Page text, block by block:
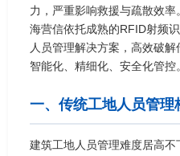
力，严重影响救援与疏散效
海营信依托成熟的RFID射频
人员管理解决方案，高效破
智能化、精细化、安全化管控。
一、传统工地人员管理
建筑工地人员管理难度居高不